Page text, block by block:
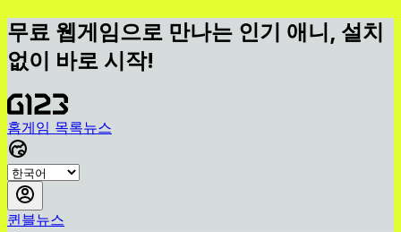
무료 웹게임으로 만나는 인기 애니, 설치
없이 바로 시작!
홈게임 목록뉴스
퀸블뉴스